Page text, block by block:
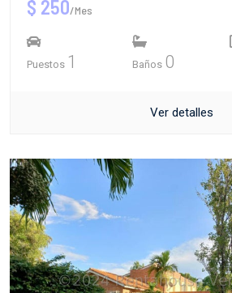
$ 250/Mes
Puestos 1 Baños 0
Ver detalles